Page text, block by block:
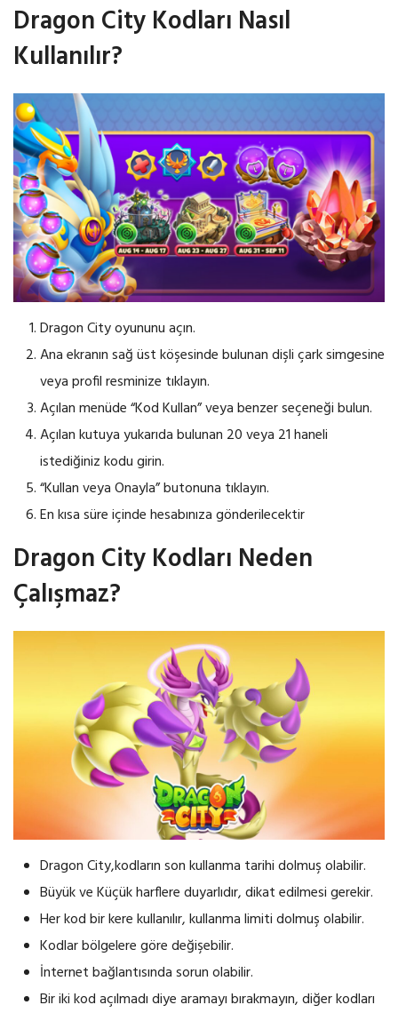
Dragon City Kodları Nasıl
Kullanılır?
Dragon City oyununu açın.
Ana ekranın sağ üst köşesinde bulunan dişli çark simgesine
veya profil resminize tıklayın.
Açılan menüde “Kod Kullan” veya benzer seçeneği bulun.
Açılan kutuya yukarıda bulunan 20 veya 21 haneli
istediğiniz kodu girin.
“Kullan veya Onayla” butonuna tıklayın.
En kısa süre içinde hesabınıza gönderilecektir
Dragon City Kodları Neden
Çalışmaz?
Dragon City,kodların son kullanma tarihi dolmuş olabilir.
Büyük ve Küçük harflere duyarlıdır, dikat edilmesi gerekir.
Her kod bir kere kullanılır, kullanma limiti dolmuş olabilir.
Kodlar bölgelere göre değişebilir.
İnternet bağlantısında sorun olabilir.
Bir iki kod açılmadı diye aramayı bırakmayın, diğer kodları